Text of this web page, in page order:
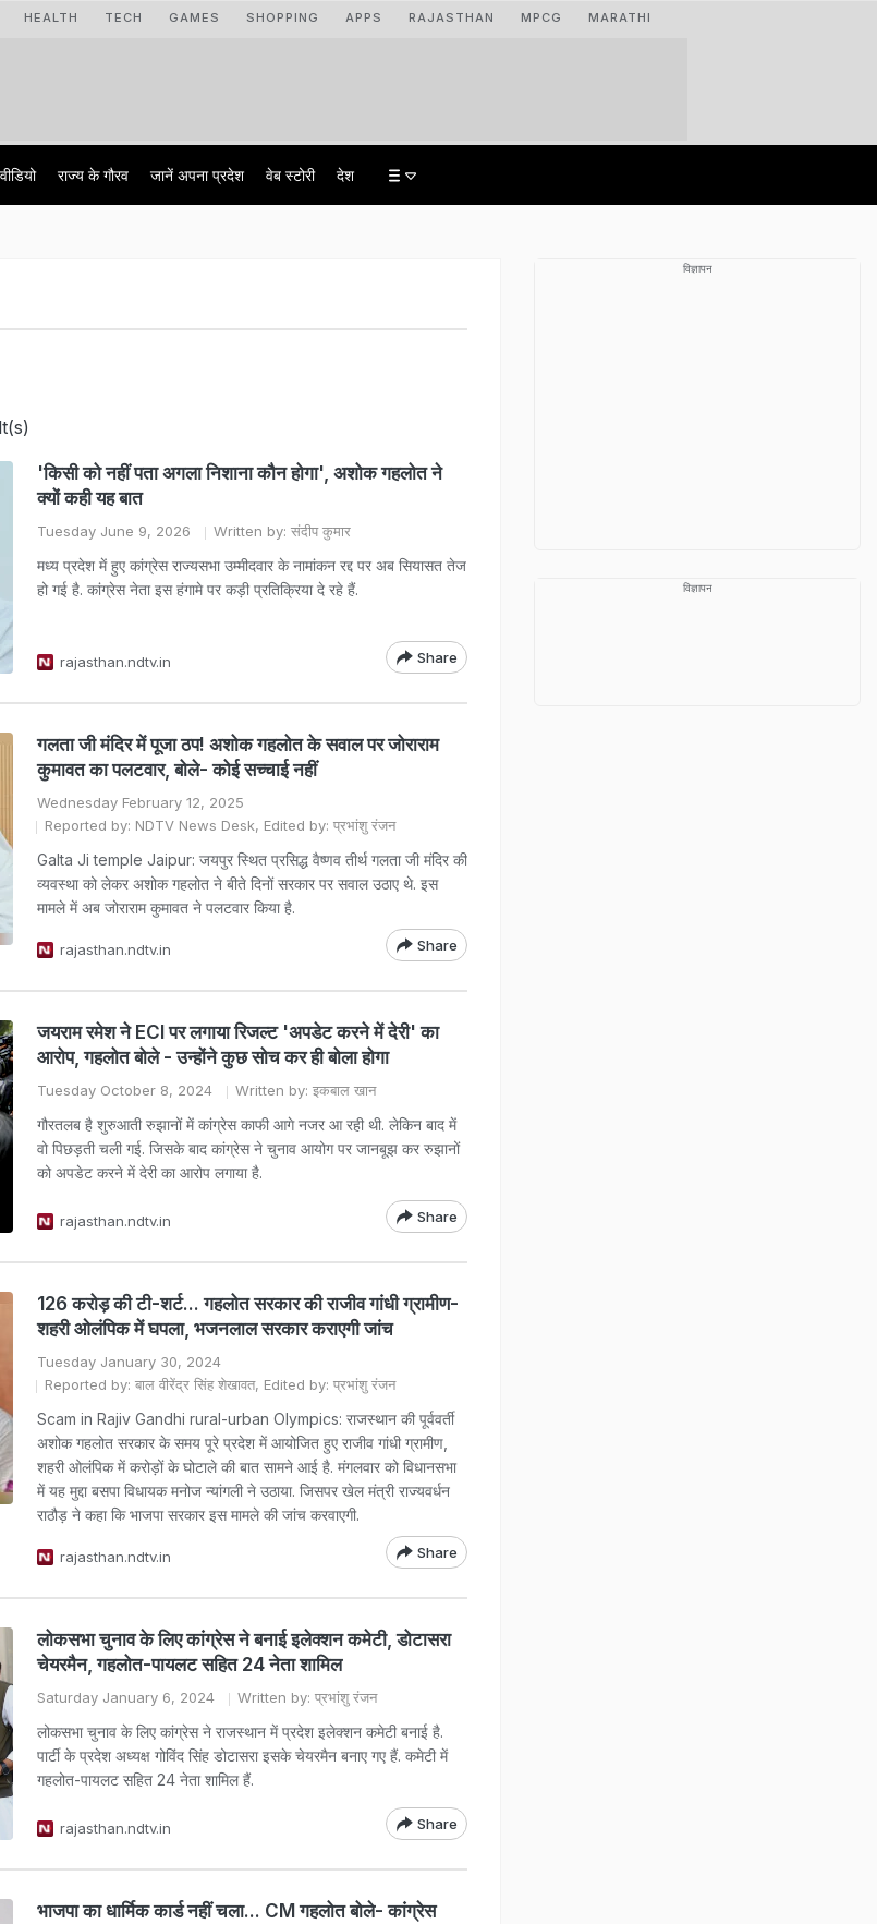
HEALTH TECH GAMES SHOPPING APPS RAJASTHAN MPCG MARATHI
वीडियो राज्‍य के गौरव जानें अपना प्रदेश वेब स्टोरी देश
'किसी को नहीं पता अगला निशाना कौन होगा', अशोक गहलोत ने
क्यों कही यह बात
Tuesday June 9, 2026 Written by: संदीप कुमार
मध्य प्रदेश में हुए कांग्रेस राज्यसभा उम्मीदवार के नामांकन रद्द पर अब सियासत तेज
हो गई है. कांग्रेस नेता इस हंगामे पर कड़ी प्रतिक्रिया दे रहे हैं.
rajasthan.ndtv.in Share
गलता जी मंदिर में पूजा ठप! अशोक गहलोत के सवाल पर जोराराम
कुमावत का पलटवार, बोले- कोई सच्चाई नहीं
Wednesday February 12, 2025
Reported by: NDTV News Desk, Edited by: प्रभांशु रंजन
Galta Ji temple Jaipur: जयपुर स्थित प्रसिद्ध वैष्णव तीर्थ गलता जी मंदिर की
व्यवस्था को लेकर अशोक गहलोत ने बीते दिनों सरकार पर सवाल उठाए थे. इस
मामले में अब जोराराम कुमावत ने पलटवार किया है.
rajasthan.ndtv.in Share
जयराम रमेश ने ECI पर लगाया रिजल्ट 'अपडेट करने में देरी' का
आरोप, गहलोत बोले - उन्होंने कुछ सोच कर ही बोला होगा
Tuesday October 8, 2024 Written by: इकबाल खान
गौरतलब है शुरुआती रुझानों में कांग्रेस काफी आगे नजर आ रही थी. लेकिन बाद में
वो पिछड़ती चली गई. जिसके बाद कांग्रेस ने चुनाव आयोग पर जानबूझ कर रुझानों
को अपडेट करने में देरी का आरोप लगाया है.
rajasthan.ndtv.in Share
126 करोड़ की टी-शर्ट... गहलोत सरकार की राजीव गांधी ग्रामीण-
शहरी ओलंपिक में घपला, भजनलाल सरकार कराएगी जांच
Tuesday January 30, 2024
Reported by: बाल वीरेंद्र सिंह शेखावत, Edited by: प्रभांशु रंजन
Scam in Rajiv Gandhi rural-urban Olympics: राजस्थान की पूर्ववर्ती
अशोक गहलोत सरकार के समय पूरे प्रदेश में आयोजित हुए राजीव गांधी ग्रामीण,
शहरी ओलंपिक में करोड़ों के घोटाले की बात सामने आई है. मंगलवार को विधानसभा
में यह मुद्दा बसपा विधायक मनोज न्यांगली ने उठाया. जिसपर खेल मंत्री राज्यवर्धन
राठौड़ ने कहा कि भाजपा सरकार इस मामले की जांच करवाएगी.
rajasthan.ndtv.in Share
लोकसभा चुनाव के लिए कांग्रेस ने बनाई इलेक्शन कमेटी, डोटासरा
चेयरमैन, गहलोत-पायलट सहित 24 नेता शामिल
Saturday January 6, 2024 Written by: प्रभांशु रंजन
लोकसभा चुनाव के लिए कांग्रेस ने राजस्थान में प्रदेश इलेक्शन कमेटी बनाई है.
पार्टी के प्रदेश अध्यक्ष गोविंद सिंह डोटासरा इसके चेयरमैन बनाए गए हैं. कमेटी में
गहलोत-पायलट सहित 24 नेता शामिल हैं.
rajasthan.ndtv.in Share
भाजपा का धार्मिक कार्ड नहीं चला... CM गहलोत बोले- कांग्रेस
विज्ञापन
विज्ञापन